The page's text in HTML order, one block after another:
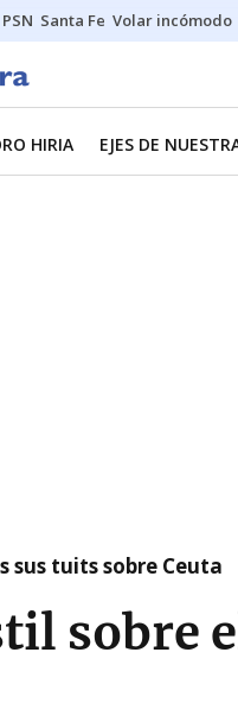
Santa Fe Volar incómodo
HIRIA EJES DE
sus tuits sobre Ceuta
sobre